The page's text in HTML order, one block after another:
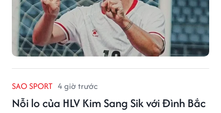
SAO SPORT 4 giờ trước
Nỗi lo của HLV Kim Sang Sik với Đình Bắc